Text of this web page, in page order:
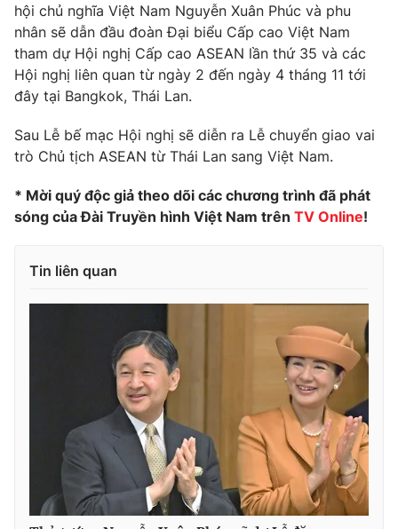
Thị trường
Tư vấn
Lịch phát sóng
Chuyên mục khác
Emagazine
Photo Infographic
Video Shorts video
VTV Money
Thị trường 24h Tấm lòng Việt
Vươn mình bằng AI
VTV8
Liên hệ tòa soạn English
hội chủ nghĩa Việt Nam Nguyễn Xuân Phúc và phu
nhân sẽ dẫn đầu đoàn Đại biểu Cấp cao Việt Nam
tham dự Hội nghị Cấp cao ASEAN lần thứ 35 và các
Hội nghị liên quan từ ngày 2 đến ngày 4 tháng 11 tới
đây tại Bangkok, Thái Lan.
Sau Lễ bế mạc Hội nghị sẽ diễn ra Lễ chuyển giao vai
trò Chủ tịch ASEAN từ Thái Lan sang Việt Nam.
* Mời quý độc giả theo dõi các chương trình đã phát
sóng của Đài Truyền hình Việt Nam trên TV Online!
Tin liên quan